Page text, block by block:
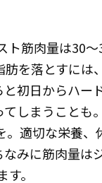
ト筋肉量は30
を落とすには
初日からハー
しまうことも
適切な栄養
みに筋肉量は
。